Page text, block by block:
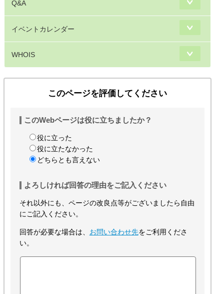
Q&A
イベントカレンダー
WHOIS
このページを評価してください
このWebページは役に立ちましたか？
役に立った
役に立たなかった
どちらとも言えない
よろしければ回答の理由をご記入ください
それ以外にも、ページの改良点等がございましたら自由
にご記入ください。
回答が必要な場合は、 お問い合わせ先をご利用くださ
い。